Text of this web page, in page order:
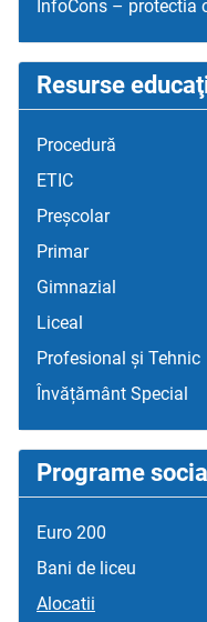
InfoCons – protectia
Resurse
Procedură
ETIC
Preșcolar
Primar
Gimnazial
Liceal
Profesional și Tehnic
Învățământ Special
Programe
Euro 200
Bani de liceu
Alocatii